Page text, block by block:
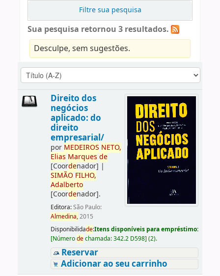
Filtre sua pesquisa
Sua pesquisa retornou 3 resultados.
Desculpe, sem sugestões.
Direito dos
negócios
aplicado: do
direito
empresarial/
por MEDEIROS NETO,
Elias Marques de
[Coordenador] |
SIMÃO FILHO,
Adalberto
[Coordenador].
Editora:São Paulo:
Almedina,2015
Disponibilidade:Itens disponíveis para empréstimo:
[Númerodechamada:342.2 D598] (2).
Reservar
Adicionar ao seu carrinho